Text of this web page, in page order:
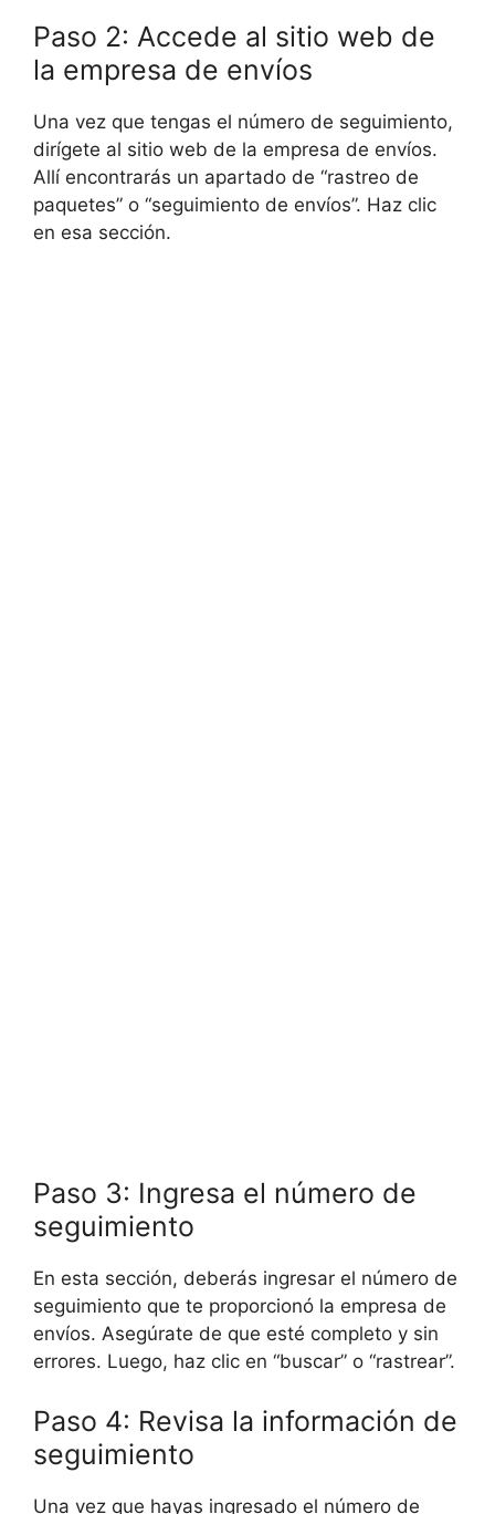
Paso 2: Accede al sitio web de
la empresa de envíos
Una vez que tengas el número de seguimiento,
dirígete al sitio web de la empresa de envíos.
Allí encontrarás un apartado de “rastreo de
paquetes” o “seguimiento de envíos”. Haz clic
en esa sección.
Paso 3: Ingresa el número de
seguimiento
En esta sección, deberás ingresar el número de
seguimiento que te proporcionó la empresa de
envíos. Asegúrate de que esté completo y sin
errores. Luego, haz clic en “buscar” o “rastrear”.
Paso 4: Revisa la información de
seguimiento
Una vez que hayas ingresado el número de